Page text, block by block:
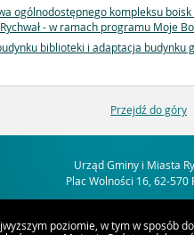
ogólnodostępnego kompleksu
- w ramach programu Moje
biblioteki i adaptacja budynku
Przejdź do góry
Urząd Gminy i Miasta
Plac Wolności 16, 62-570
poziomie, w tym w sposób